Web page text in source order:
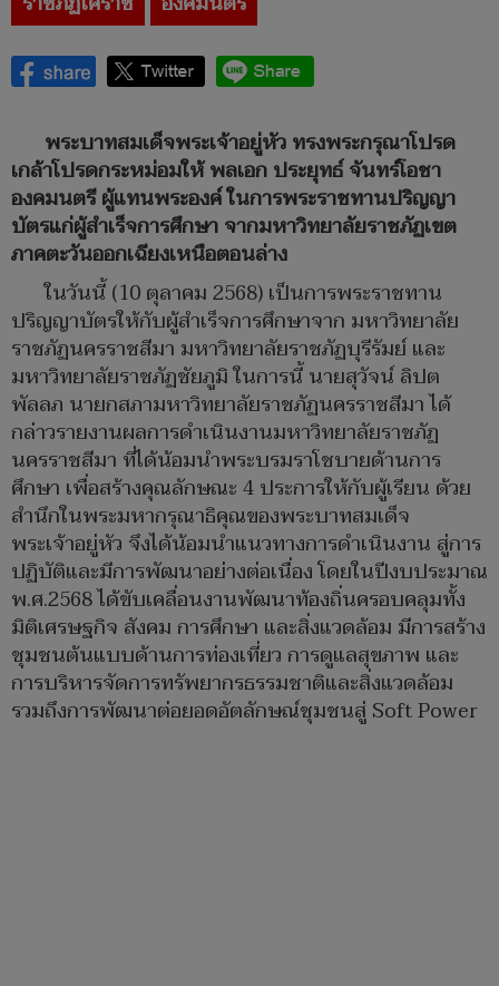
พระบาทสมเด็จพระเจ้าอยู่หัว ทรงพระกรุณาโปรด
เกล้าโปรดกระหม่อมให้ พลเอก ประยุทธ์ จันทร์โอชา
องคมนตรี ผู้แทนพระองค์ ในการพระราชทานปริญญา
บัตรแก่ผู้สำเร็จการศึกษา จากมหาวิทยาลัยราชภัฏเขต
ภาคตะวันออกเฉียงเหนือตอนล่าง
ในวันนี้ (10 ตุลาคม 2568) เป็นการพระราชทาน
ปริญญาบัตรให้กับผู้สำเร็จการศึกษาจาก มหาวิทยาลัย
ราชภัฏนครราชสีมา มหาวิทยาลัยราชภัฏบุรีรัมย์ และ
มหาวิทยาลัยราชภัฏชัยภูมิ ในการนี้ นายสุวัจน์ ลิปต
พัลลภ นายกสภามหาวิทยาลัยราชภัฏนครราชสีมา ได้
กล่าวรายงานผลการดำเนินงานมหาวิทยาลัยราชภัฏ
นครราชสีมา ที่ได้น้อมนำพระบรมราโชบายด้านการ
ศึกษา เพื่อสร้างคุณลักษณะ 4 ประการให้กับผู้เรียน ด้วย
สำนึกในพระมหากรุณาธิคุณของพระบาทสมเด็จ
พระเจ้าอยู่หัว จึงได้น้อมนำแนวทางการดำเนินงาน สู่การ
ปฏิบัติและมีการพัฒนาอย่างต่อเนื่อง โดยในปีงบประมาณ
พ.ศ.2568 ได้ขับเคลื่อนงานพัฒนาท้องถิ่นครอบคลุมทั้ง
มิติเศรษฐกิจ สังคม การศึกษา และสิ่งแวดล้อม มีการสร้าง
ชุมชนต้นแบบด้านการท่องเที่ยว การดูแลสุขภาพ และ
การบริหารจัดการทรัพยากรธรรมชาติและสิ่งแวดล้อม
รวมถึงการพัฒนาต่อยอดอัตลักษณ์ชุมชนสู่ Soft Power